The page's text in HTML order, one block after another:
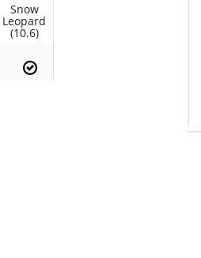
Snow
Leopard
(10.6)